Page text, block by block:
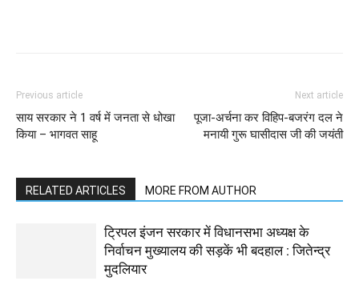
Previous article
साय सरकार ने 1 वर्ष में जनता से धोखा
किया – भागवत साहू
Next article
पूजा-अर्चना कर विहिप-बजरंग दल ने
मनायी गुरू घासीदास जी की जयंती
RELATED ARTICLES MORE FROM AUTHOR
ट्रिपल इंजन सरकार में विधानसभा अध्यक्ष के
निर्वाचन मुख्यालय की सड़कें भी बदहाल : जितेन्द्र
मुदलियार